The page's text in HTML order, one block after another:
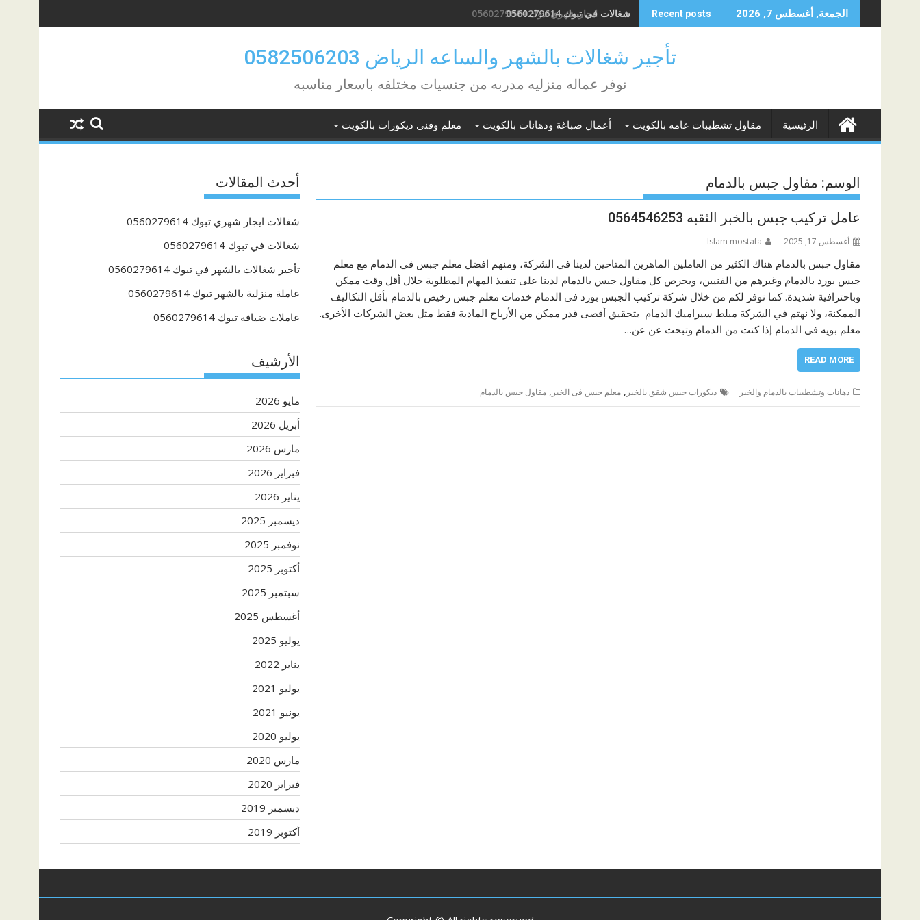
to
الجمعة, أغسطس 7, 2026 Recent posts شغالات في تبوك 0560279614
تأجير شغالات بالشهر والساعه الرياض 0582506203
نوفر عماله منزليه مدربه من جنسيات مختلفه باسعار مناسبه
الرئيسية مقاول تشطيبات عامه بالكويت أعمال صباغة ودهانات بالكويت معلم وفنى ديكورات بالكويت
الوسم: مقاول جبس بالدمام
عامل تركيب جبس بالخبر الثقبه 0564546253
أغسطس 17, 2025 Islam mostafa
مقاول جبس بالدمام هناك الكثير من العاملين الماهرين المتاحين لدينا في الشركة، ومنهم افضل معلم جبس في الدمام مع معلم
جبس بورد بالدمام وغيرهم من الفنيين، ويحرص كل مقاول جبس بالدمام لدينا على تنفيذ المهام المطلوبة خلال أقل وقت ممكن
وباحترافية شديدة. كما نوفر لكم من خلال شركة تركيب الجبس بورد فى الدمام خدمات معلم جبس رخيص بالدمام بأقل التكاليف
الممكنة، ولا نهتم في الشركة مبلط سيراميك الدمام بتحقيق أقصى قدر ممكن من الأرباح المادية فقط مثل بعض الشركات الأخرى.
معلم بويه فى الدمام إذا كنت من الدمام وتبحث عن عن…
READ MORE
دهانات وتشطيبات بالدمام والخبر ديكورات جبس شقق بالخبر , معلم جبس فى الخبر , مقاول جبس بالدمام
أحدث المقالات
شغالات ايجار شهري تبوك 0560279614
شغالات في تبوك 0560279614
تأجير شغالات بالشهر في تبوك 0560279614
عاملة منزلية بالشهر تبوك 0560279614
عاملات ضيافه تبوك 0560279614
الأرشيف
مايو 2026
أبريل 2026
مارس 2026
فبراير 2026
يناير 2026
ديسمبر 2025
نوفمبر 2025
أكتوبر 2025
سبتمبر 2025
أغسطس 2025
يوليو 2025
يناير 2022
يوليو 2021
يونيو 2021
يوليو 2020
مارس 2020
فبراير 2020
ديسمبر 2019
أكتوبر 2019